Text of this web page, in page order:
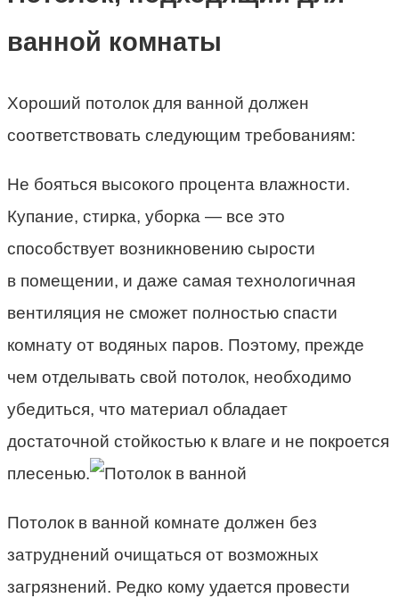
ванной комнаты
Хороший потолок для ванной должен
соответствовать следующим требованиям:
Не бояться высокого процента влажности.
Купание, стирка, уборка — все это
способствует возникновению сырости
в помещении, и даже самая технологичная
вентиляция не сможет полностью спасти
комнату от водяных паров. Поэтому, прежде
чем отделывать свой потолок, необходимо
убедиться, что материал обладает
достаточной стойкостью к влаге и не покроется
плесенью.
Потолок в ванной комнате должен без
затруднений очищаться от возможных
загрязнений. Редко кому удается провести